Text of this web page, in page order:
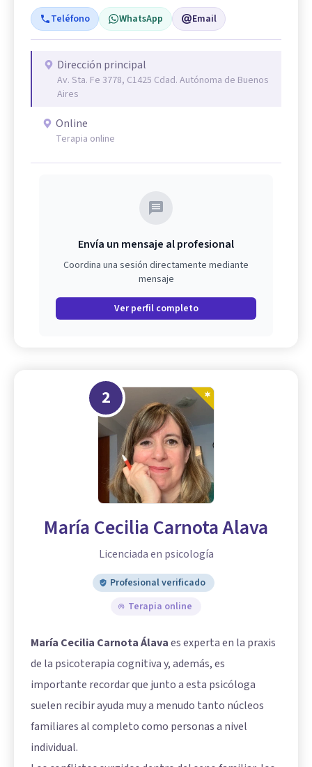
Teléfono WhatsApp Email
Dirección principal
Av. Sta. Fe 3778, C1425 Cdad. Autónoma de Buenos
Aires
Online
Terapia online
Envía un mensaje al profesional
Coordina una sesión directamente mediante
mensaje
Ver perfil completo
2
María Cecilia Carnota Alava
Licenciada en psicología
Profesional verificado
Terapia online
María Cecilia Carnota Álavaes experta en la praxis
de la psicoterapia cognitiva y, además, es
importante recordar que junto a esta psicóloga
suelen recibir ayuda muy a menudo tanto núcleos
familiares al completo como personas a nivel
individual.